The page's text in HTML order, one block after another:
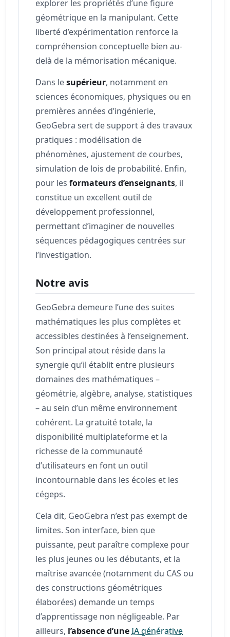
explorer les propriétés d’une figure
géométrique en la manipulant. Cette
liberté d’expérimentation renforce la
compréhension conceptuelle bien au-
delà de la mémorisation mécanique.
Dans lesupérieur, notamment en
sciences économiques, physiques ou en
premières années d’ingénierie,
GeoGebra sert de support à des travaux
pratiques : modélisation de
phénomènes, ajustement de courbes,
simulation de lois de probabilité. Enfin,
pour lesformateurs d’enseignants, il
constitue un excellent outil de
développement professionnel,
permettant d’imaginer de nouvelles
séquences pédagogiques centrées sur
l’investigation.
Notre avis
GeoGebra demeure l’une des suites
mathématiques les plus complètes et
accessibles destinées à l’enseignement.
Son principal atout réside dans la
synergie qu’il établit entre plusieurs
domaines des mathématiques –
géométrie, algèbre, analyse, statistiques
– au sein d’un même environnement
cohérent. La gratuité totale, la
disponibilité multiplateforme et la
richesse de la communauté
d’utilisateurs en font un outil
incontournable dans les écoles et les
cégeps.
Cela dit, GeoGebra n’est pas exempt de
limites. Son interface, bien que
puissante, peut paraître complexe pour
les plus jeunes ou les débutants, et la
maîtrise avancée (notamment du CAS ou
des constructions géométriques
élaborées) demande un temps
d’apprentissage non négligeable. Par
ailleurs, l’absence d’uneIA générative